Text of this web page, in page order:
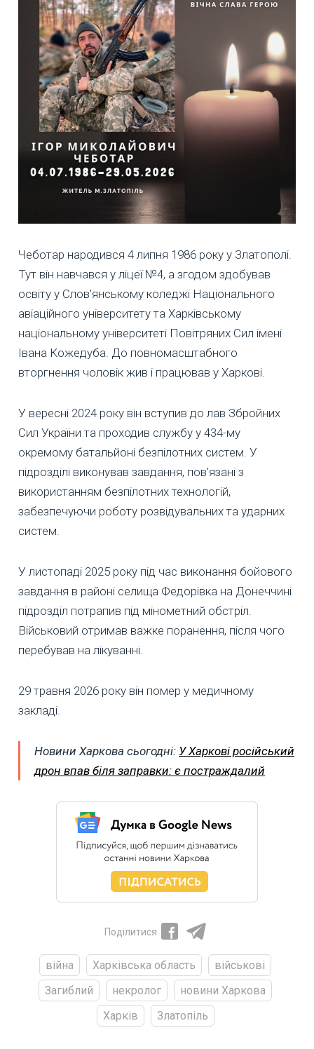
Чеботар народився 4 липня 1986 року у Златополі.
Тут він навчався у ліцеї №4, а згодом здобував
освіту у Слов’янському коледжі Національного
авіаційного університету та Харківському
національному університеті Повітряних Сил імені
Івана Кожедуба. До повномасштабного
вторгнення чоловік жив і працював у Харкові.
У вересні 2024 року він вступив до лав Збройних
Сил України та проходив службу у 434-му
окремому батальйоні безпілотних систем. У
підрозділі виконував завдання, пов’язані з
використанням безпілотних технологій,
забезпечуючи роботу розвідувальних та ударних
систем.
У листопаді 2025 року під час виконання бойового
завдання в районі селища Федорівка на Донеччині
підрозділ потрапив під мінометний обстріл.
Військовий отримав важке поранення, після чого
перебував на лікуванні.
29 травня 2026 року він помер у медичному
закладі.
Новини Харкова сьогодні: У Харкові російський
дрон впав біля заправки: є постраждалий
Поділитися
війна Харківська область
військові
Загиблий
некролог
новини Харкова
Харків
Златопіль